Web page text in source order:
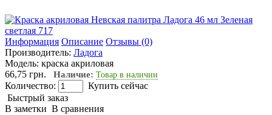
Информация Описание Отзывы (0)
Производитель: Ладога
Модель: краска акриловая
66,75 грн. Наличие: Товар в наличии
Количество:
Купить сейчас
Быстрый заказ
В заметки В сравнения